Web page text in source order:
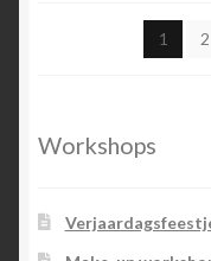
1 2
Workshops